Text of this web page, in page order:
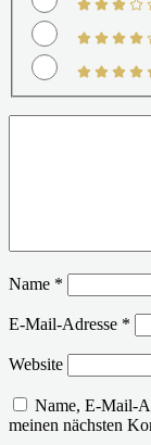
Name *
E-Mail-Adresse *
Website
Name, E-Mail-
meinen nächsten